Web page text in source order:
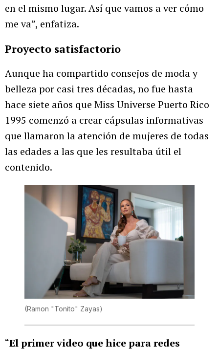
en el mismo lugar. Así que vamos a ver cómo
me va”, enfatiza.
Proyecto satisfactorio
Aunque ha compartido consejos de moda y
belleza por casi tres décadas, no fue hasta
hace siete años que Miss Universe Puerto Rico
1995 comenzó a crear cápsulas informativas
que llamaron la atención de mujeres de todas
las edades a las que les resultaba útil el
contenido.
(Ramon "Tonito" Zayas)
“El primer video que hice para redes